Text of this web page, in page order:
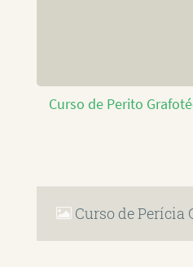
Curso de Perito
Curso de Perícia